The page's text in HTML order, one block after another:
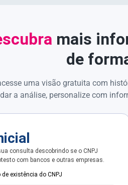
mais
de
uma visão gratuita com
a análise, personalize com
consulta descobrindo se o CNPJ
com bancos e outras empresas.
existência do CNPJ